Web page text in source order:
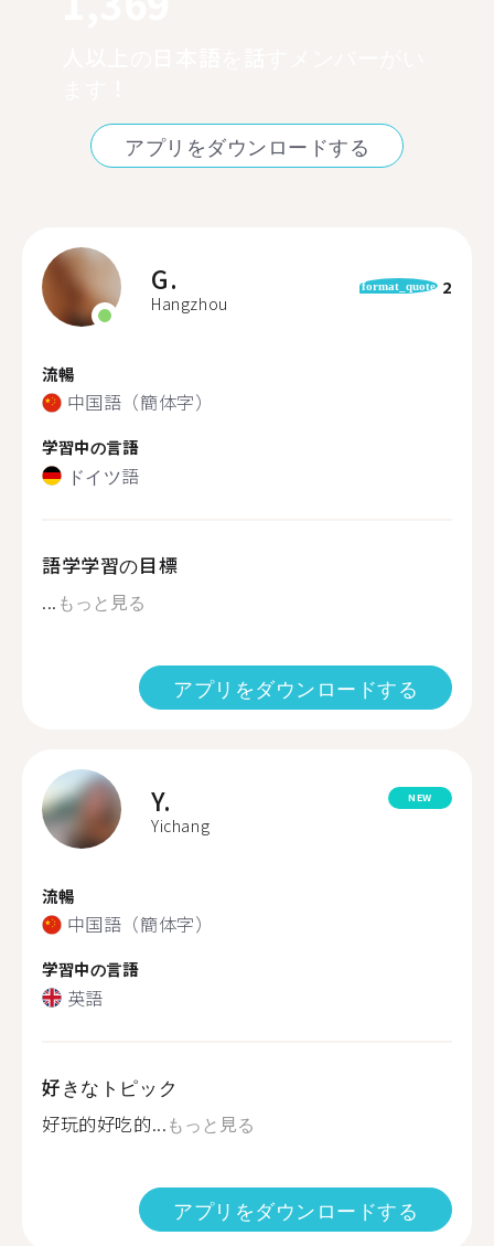
アプリをダウンロードする
G.
Hangzhou
format_quote 2
流暢
中国語（簡体字）
学習中の言語
ドイツ語
語学学習の目標
... もっと見る
アプリをダウンロードする
Y.
Yichang
NEW
流暢
中国語（簡体字）
学習中の言語
英語
好きなトピック
好玩的好吃的...もっと見る
アプリをダウンロードする